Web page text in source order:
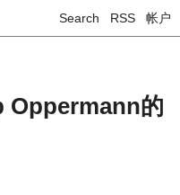
Search RSS 帐户
Oppermann的